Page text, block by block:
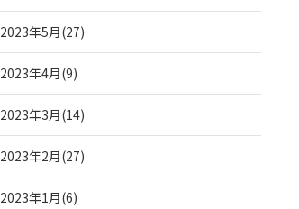
2023年5月(27)
2023年4月(9)
2023年3月(14)
2023年2月(27)
2023年1月(6)